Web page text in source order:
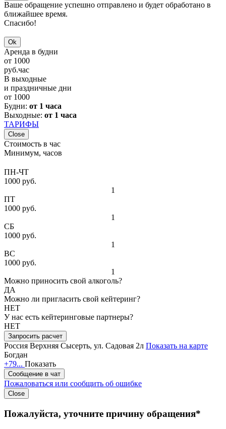
Ваше обращение успешно отправлено и будет обработано в
ближайшее время.
Спасибо!
Ok
Аренда в будни
от 1000
руб.час
В выходные
и праздничные дни
от 1000
Будни: от 1 часа
Выходные: от 1 часа
ТАРИФЫ
Close
Стоимость в час
Минимум, часов
ПН-ЧТ
1000 руб.
1
ПТ
1000 руб.
1
СБ
1000 руб.
1
ВС
1000 руб.
1
Можно приносить свой алкоголь?
ДА
Можно ли пригласить свой кейтеринг?
НЕТ
У нас есть кейтеринговые партнеры?
НЕТ
Запросить расчет
Россия Верхняя Сысерть, ул. Садовая 2л Показать на карте
Богдан
+79... Показать
Сообщение в чат
Пожаловаться или сообщить об ошибке
Close
Пожалуйста, уточните причину обращения*